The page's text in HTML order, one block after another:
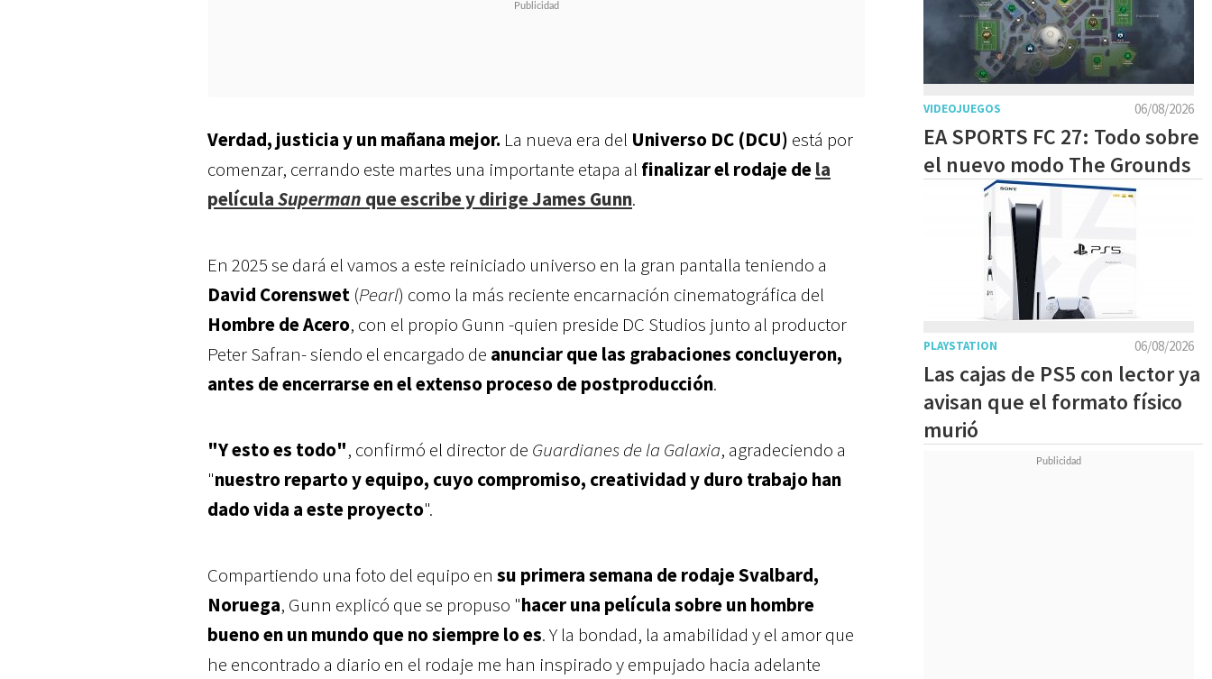
Verdad, justicia y un mañana mejor. La nueva era del Universo DC (DCU) está por
comenzar, cerrando este martes una importante etapa al finalizar el rodaje dela
películaSuperman que escribe y dirige James Gunn.
En 2025 se dará el vamos a este reiniciado universo en la gran pantalla teniendo a
David Corenswet (Pearl) como la más reciente encarnación cinematográfica del
Hombre de Acero, con el propio Gunn -quien preside DC Studios junto al productor
Peter Safran- siendo el encargado de anunciar que las grabaciones concluyeron,
antes de encerrarse en el extenso proceso de postproducción.
"Y esto es todo", confirmó el director de Guardianes de la Galaxia, agradeciendo a
"nuestro reparto y equipo, cuyo compromiso, creatividad y duro trabajo han
dado vida a este proyecto".
Compartiendo una foto del equipo en su primera semana de rodaje Svalbard,
Noruega, Gunn explicó que se propuso "hacer una película sobre un hombre
bueno en un mundo que no siempre lo es. Y la bondad, la amabilidad y el amor que
he encontrado a diario en el rodaje me han inspirado y empujado hacia adelante
06/08/2026
VIDEOJUEGOS
EA SPORTS FC 27: Todo sobre
el nuevo modo The Grounds
06/08/2026
PLAYSTATION
Las cajas de PS5 con lector ya
avisan que el formato físico
murió